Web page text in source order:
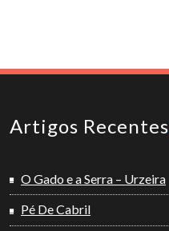
Artigos Recentes
O Gado e a Serra – Urzeira
Pé De Cabril